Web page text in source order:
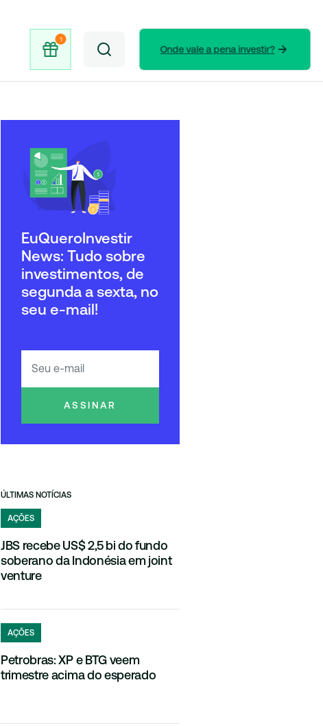
Onde vale a pena investir?
EuQueroInvestir
News: Tudo sobre
investimentos, de
segunda a sexta, no
seu e-mail!
ASSINAR
ÚLTIMAS NOTÍCIAS
AÇÕES
JBS recebe US$ 2,5 bi do fundo
soberano da Indonésia em joint
venture
AÇÕES
Petrobras: XP e BTG veem
trimestre acima do esperado